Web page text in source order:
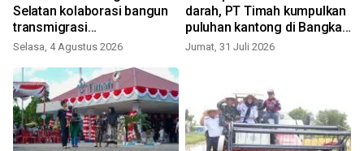
Selatan kolaborasi bangun
transmigrasi
Batubetumpang berbasis
Selasa, 4 Agustus 2026
darah, PT Timah kumpulkan
puluhan kantong di Bangka
Selatan
Jumat, 31 Juli 2026